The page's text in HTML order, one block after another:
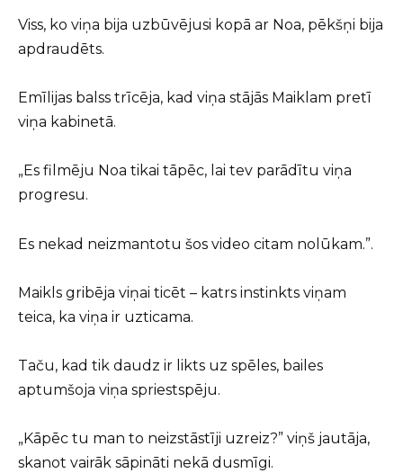
Viss, ko viņa bija uzbūvējusi kopā ar Noa, pēkšņi bija
apdraudēts.
Emīlijas balss trīcēja, kad viņa stājās Maiklam pretī
viņa kabinetā.
„Es filmēju Noa tikai tāpēc, lai tev parādītu viņa
progresu.
Es nekad neizmantotu šos video citam nolūkam.”.
Maikls gribēja viņai ticēt – katrs instinkts viņam
teica, ka viņa ir uzticama.
Taču, kad tik daudz ir likts uz spēles, bailes
aptumšoja viņa spriestspēju.
„Kāpēc tu man to neizstāstīji uzreiz?” viņš jautāja,
skanot vairāk sāpināti nekā dusmīgi.